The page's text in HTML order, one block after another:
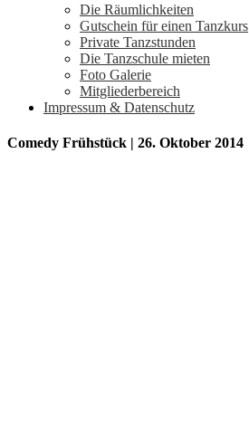
Die Räumlichkeiten
Gutschein für einen Tanzkurs
Private Tanzstunden
Die Tanzschule mieten
Foto Galerie
Mitgliederbereich
Impressum & Datenschutz
Comedy Frühstück | 26. Oktober 2014